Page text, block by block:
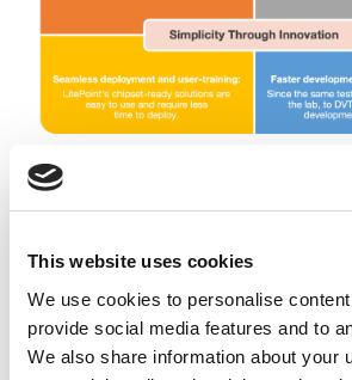
This website uses cookies
We use cookies to personalise
provide social media features and to
We also share information about your
結語
品牌只有一次成功推出產品的機會。 消費
證每台設備在客戶手中都能按預期運行。
立信任基礎。 添加到設備的每個新功能都
從而保護品牌聲譽並維護客戶忠誠度。